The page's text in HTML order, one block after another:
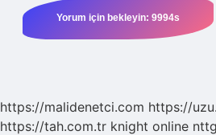
https://malidenetci.com https://
https://tah.com.tr knight online